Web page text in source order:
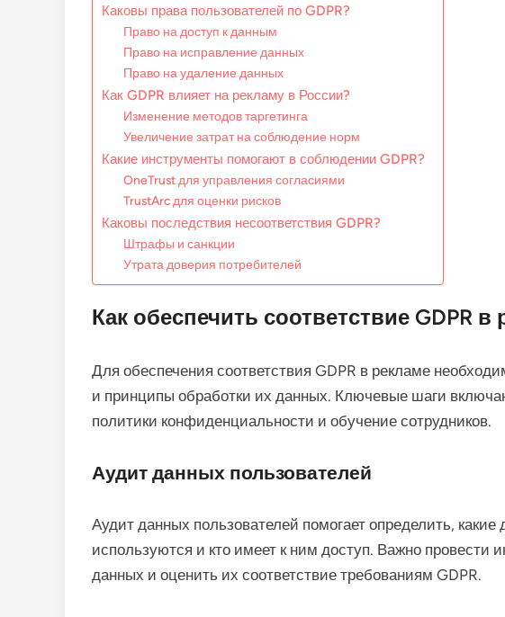
Каковы права пользователей по GDPR?
Право на доступ к данным
Право на исправление данных
Право на удаление данных
Как GDPR влияет на рекламу в России?
Изменение методов таргетинга
Увеличение затрат на соблюдение норм
Какие инструменты помогают в соблюдении GDPR?
OneTrust для управления согласиями
TrustArc для оценки рисков
Каковы последствия несоответствия GDPR?
Штрафы и санкции
Утрата доверия потребителей
Как обеспечить соответствие GDPR в
Для обеспечения соответствия GDPR в рекламе
и принципы обработки их данных. Ключевые шаги
политики конфиденциальности и обучение сотрудников.
Аудит данных пользователей
Аудит данных пользователей помогает определить,
используются и кто имеет к ним доступ. Важно провести
данных и оценить их соответствие требованиям GDPR.